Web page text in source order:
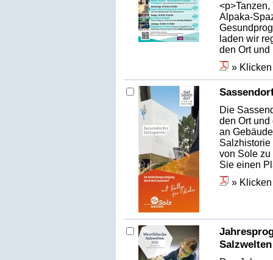
Alpaka-
laden wir
den Ort und
»
Die
den Ort
an
Salzhistorie
von Sole
Sie einen
»
Salzwelten